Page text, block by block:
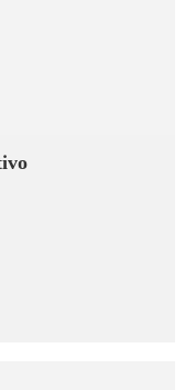
a pressure sensing